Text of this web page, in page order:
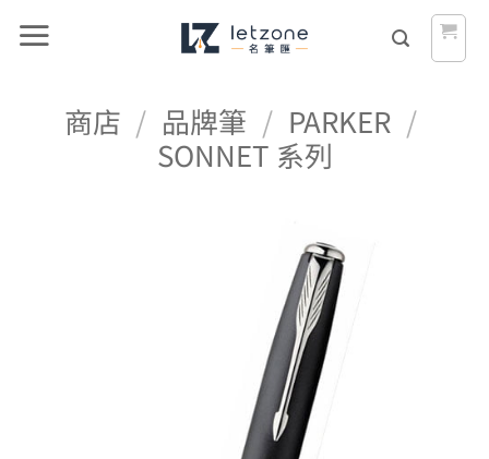
商店 / 品牌筆 / PARKER /
SONNET 系列